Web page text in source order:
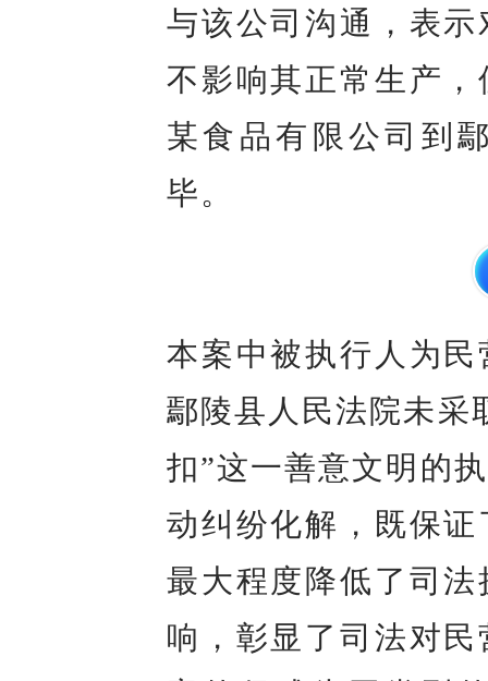
与该公司沟通，表
不影响其正常生产
某食品有限公司到
毕。
本案中被执行人为
鄢陵县人民法院未采
扣”这一善意文明的
动纠纷化解，既保
最大程度降低了司
响，彰显了司法对